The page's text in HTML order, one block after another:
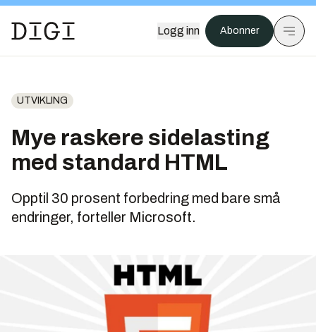
Logg inn Abonner
UTVIKLING
Mye raskere sidelasting
med standard HTML
Opptil 30 prosent forbedring med bare små
endringer, forteller Microsoft.